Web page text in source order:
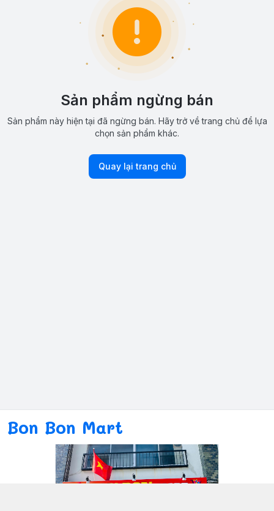
Sản phẩm ngừng bán
Sản phẩm này hiện tại đã ngừng bán. Hãy trở về trang chủ để lựa
chọn sản phẩm khác.
Quay lại trang chủ
Bon Bon Mart